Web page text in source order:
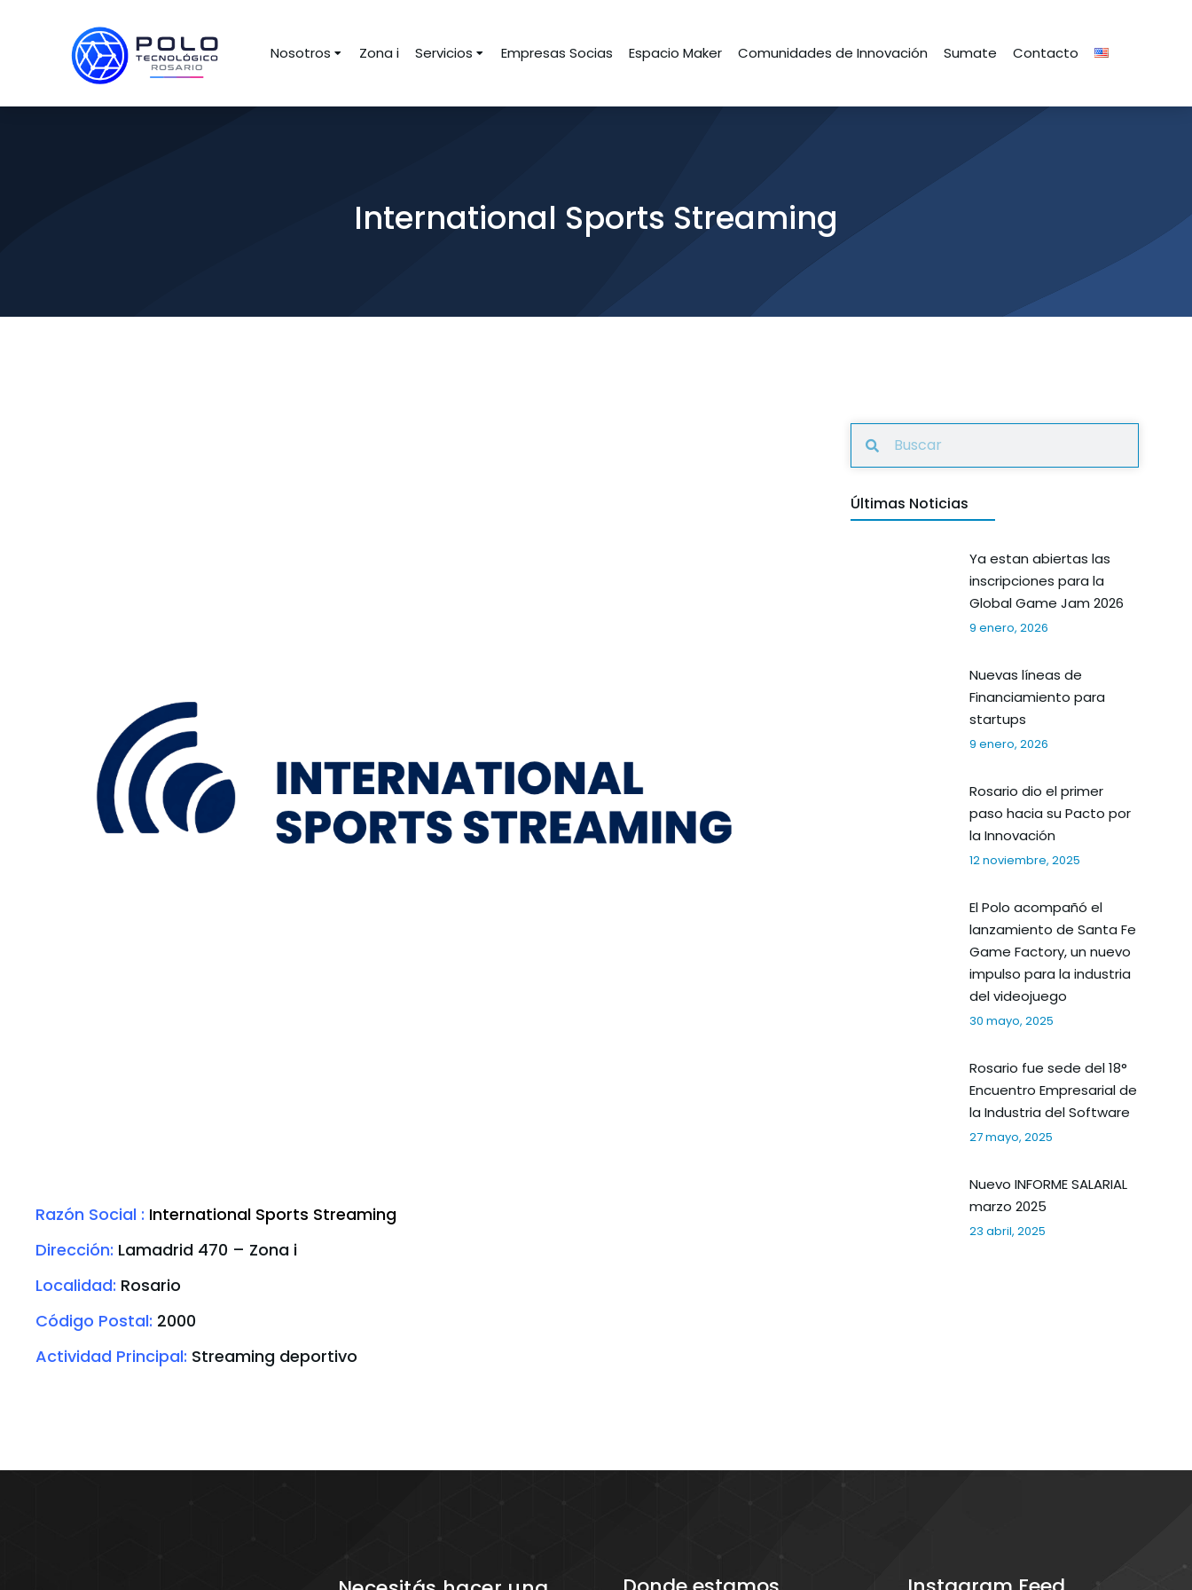
Nosotros Zona i Servicios Empresas Socias Espacio Maker Comunidades de Innovación Sumate Contacto
International Sports Streaming
Razón Social : International Sports Streaming
Dirección: Lamadrid 470 – Zona i
Localidad: Rosario
Código Postal: 2000
Actividad Principal: Streaming deportivo
Últimas Noticias
Ya estan abiertas las
inscripciones para la
Global Game Jam 2026
9 enero, 2026
Nuevas líneas de
Financiamiento para
startups
9 enero, 2026
Rosario dio el primer
paso hacia su Pacto por
la Innovación
12 noviembre, 2025
El Polo acompañó el
lanzamiento de Santa Fe
Game Factory, un nuevo
impulso para la industria
del videojuego
30 mayo, 2025
Rosario fue sede del 18°
Encuentro Empresarial de
la Industria del Software
27 mayo, 2025
Nuevo INFORME SALARIAL
marzo 2025
23 abril, 2025